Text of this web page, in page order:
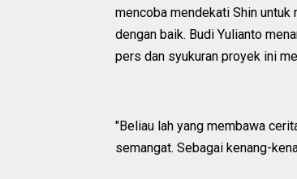
mencoba mendekati Shin
dengan baik. Budi Yulianto
pers dan syukuran proyek ini
"Beliau lah yang membawa
semangat. Sebagai kenang-